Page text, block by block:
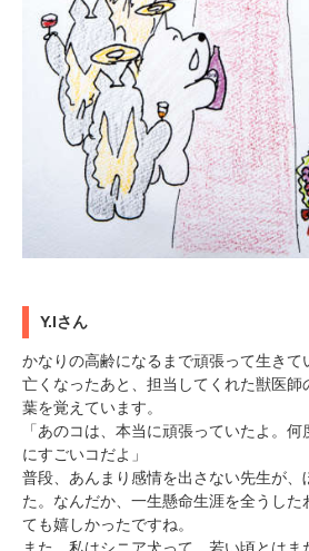
Y.Iさん
かなりの高齢になるまで頑張って生きて
亡くなったあと、担当してくれた獣医
葉を覚えています。
「あのコは、本当に頑張っていたよ。
にすごいコだよ」
普段、あんまり感情を出さない先生が、
た。なんだか、一生懸命生涯を全うした
ても嬉しかったですね。